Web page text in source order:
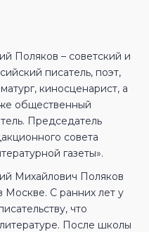
Поляков – советский и
писатель, поэт,
киносценарист, а
общественный
Председатель
совета
газеты».
Михайлович Поляков
Москве. С ранних лет у
что
После школы